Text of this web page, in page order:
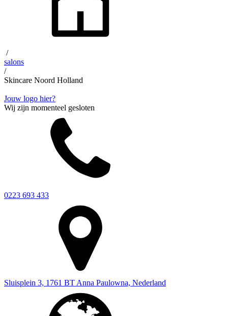
/
salons
/
Skincare Noord Holland
Jouw logo hier?
Wij zijn momenteel gesloten
0223 693 433
Sluisplein 3, 1761 BT Anna Paulowna, Nederland